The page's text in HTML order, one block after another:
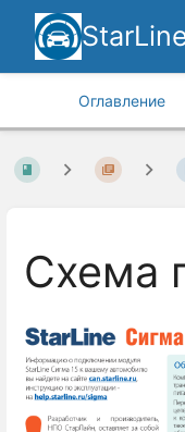
Оглавление
Схема